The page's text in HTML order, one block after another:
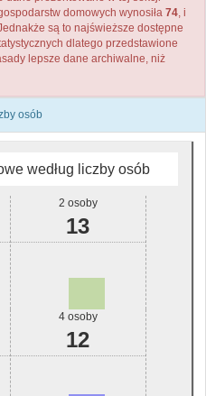
domowych wynosiła 74, i
są to najświeższe dostępne
dlatego przedstawione
lepsze dane archiwalne, niż
osób
według liczby osób
2 osoby
13
4 osoby
12